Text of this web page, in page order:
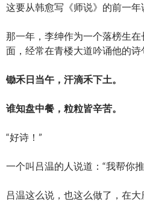
这要从韩愈写《师说》的前一年
那一年，李绅作为一个落榜生
面，经常在青楼大道吟诵他的诗
锄禾日当午，汗滴禾下土。
谁知盘中餐，粒粒皆辛苦。
“好诗！”
一个叫吕温的人说道：“我帮你
吕温这么说，也这么做了，在